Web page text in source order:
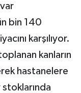
bin 140
karşılıyor.
kanların
hastanelere
stoklarında